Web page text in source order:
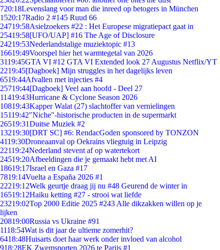
720:18Levenslang voor man die inreed op betogers in München
1520:17Radio 2 #145 Ruud 66
24719:58Asielzoekers #22 : Het Europese migratiepact gaat in
25419:58[UFO/UAP] #16 The Age of Disclosure
24219:53Nederlandstalige muziektopic #13
16619:49Voorspel hier het warmtegetal van 2026
3119:45GTA VI #12 GTA VI Extended look 27 Augustus Netflix/YT
2219:45[Dagboek] Mijn struggles in het dagelijks leven
6519:44Afvallen met injecties #4
25719:44[Dagboek] Veel aan hoofd - Deel 27
11419:43Hurricane & Cyclone Season 2026
10819:43Kapper Walat (27) slachtoffer van vernielingen
15119:42"Niche"-historische producten in de supermarkt
26519:31Duitse Muziek #2
13219:30[DRT SC] #6: RendacGoden sponsored by TONZON
4119:30Droneaanval op Oekrains vliegtuig in Leipzig
22119:24Nederland stevent af op watertekort
24519:20Afbeeldingen die je gemaakt hebt met AI
18619:17Israel en Gaza #17
7819:14Vuelta a España 2026 #1
22219:12Welk geurtje draag jij nu #48 Geurend de winter in
16519:12Haiku ketting #27 - strooi wat liefde
23219:02Top 2000 Editie 2025 #243 Alle dikzakken willen op je
lijken
20819:00Russia vs Ukraine #91
1118:54Wat is dit jaar de ultieme zomerhit?
6418:48Huisarts doet haar werk onder invloed van alcohol
918:28EK Zwemsporten 2026 te Parijs #1